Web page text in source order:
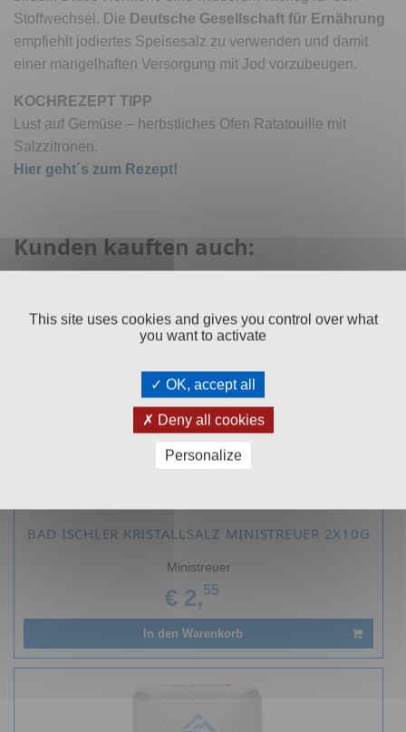
Stoffwechsel. Die Deutsche Gesellschaft für Ernährung
empfiehlt jodiertes Speisesalz zu verwenden und damit
einer mangelhaften Versorgung mit Jod vorzubeugen.
KOCHREZEPT TIPP
Lust auf Gemüse – herbstliches Ofen Ratatouille mit
Salzzitronen.
Hier geht´s zum Rezept!
Kunden kauften auch:
BAD ISCHLER KRISTALLSALZ MINISTREUER 2X10G
Ministreuer
€ 2,55
In den Warenkorb
This site uses cookies and gives you control over what
you want to activate
OK, accept all
Deny all cookies
Personalize